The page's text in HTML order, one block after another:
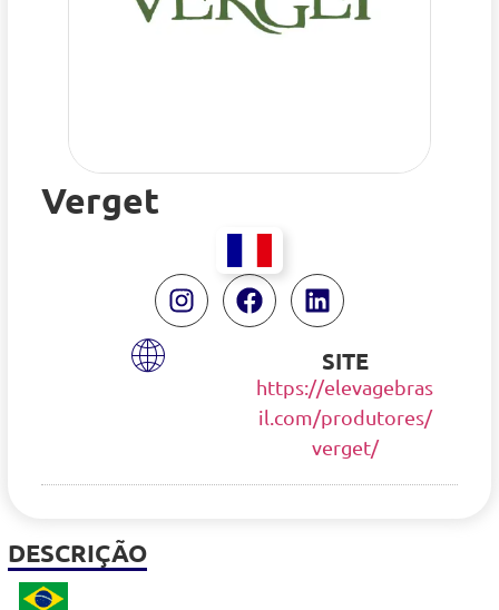
DESCRIÇÃO
Verget
SITE
https://elevagebras
il.com/produtores/
verget/